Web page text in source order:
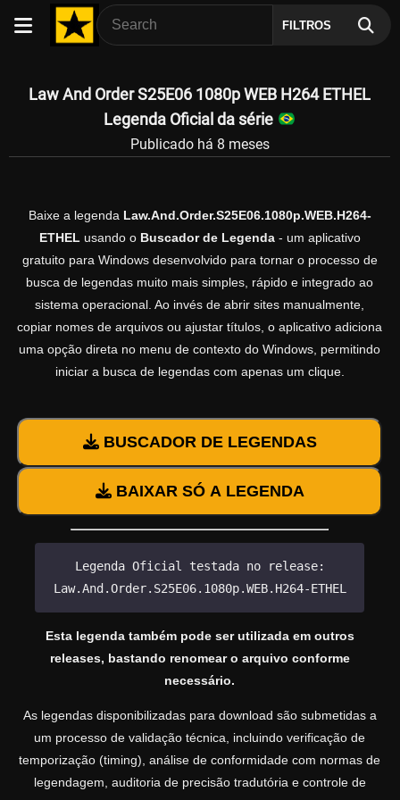
FILTROS
Law And Order S25E06 1080p WEB H264 ETHEL
Legenda Oficial da série
Publicado há 8 meses
Baixe a legenda Law.And.Order.S25E06.1080p.WEB.H264-
ETHELusando o Buscador de Legenda- um aplicativo
gratuito para Windows desenvolvido para tornar o processo de
busca de legendas muito mais simples, rápido e integrado ao
sistema operacional. Ao invés de abrir sites manualmente,
copiar nomes de arquivos ou ajustar títulos, o aplicativo adiciona
uma opção direta no menu de contexto do Windows, permitindo
iniciar a busca de legendas com apenas um clique.
BUSCADOR DE LEGENDAS
BAIXAR SÓ A LEGENDA
Legenda Oficial testada no release:
Law.And.Order.S25E06.1080p.WEB.H264-ETHEL
Esta legenda também pode ser utilizada em outros
releases, bastando renomear o arquivo conforme
necessário.
As legendas disponibilizadas para download são submetidas a
um processo de validação técnica, incluindo verificação de
temporização (timing), análise de conformidade com normas de
legendagem, auditoria de precisão tradutória e controle de